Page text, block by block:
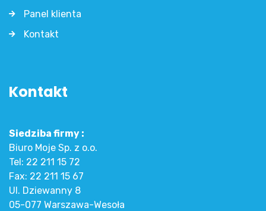
Panel klienta
Kontakt
Kontakt
Siedziba firmy :
Biuro Moje Sp. z o.o.
Tel: 22 211 15 72
Fax: 22 211 15 67
Ul. Dziewanny 8
05-077 Warszawa-Wesoła